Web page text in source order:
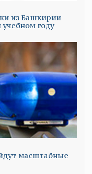
из Башкирии
году
масштабные